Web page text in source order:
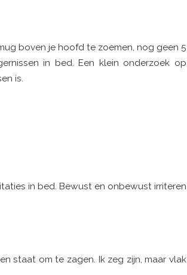
boven je hoofd te zoemen, nog geen 5
in bed. Een klein onderzoek op
is.
in bed. Bewust en onbewust irriteren
staat om te zagen. Ik zeg zijn, maar vlak